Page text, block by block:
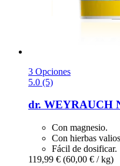
3 Opciones
5.0 (5)
dr. WEYRAUCH
Con magnesio.
Con hierbas
Fácil de dosificar.
119,99 € (60,00 € / kg)